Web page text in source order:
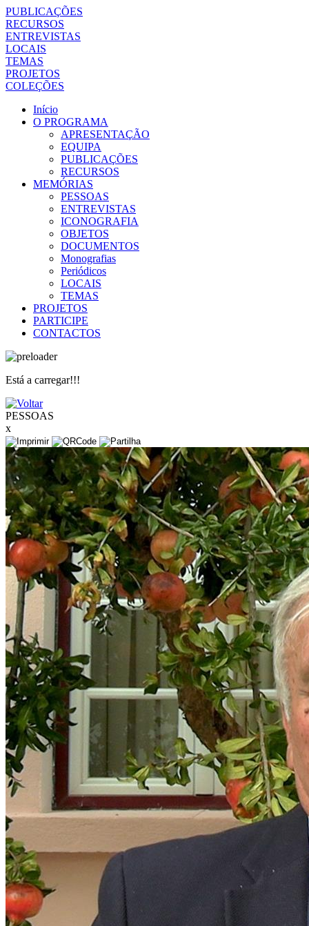
PUBLICAÇÕES
RECURSOS
ENTREVISTAS
LOCAIS
TEMAS
PROJETOS
COLEÇÕES
Início
O PROGRAMA
APRESENTAÇÃO
EQUIPA
PUBLICAÇÕES
RECURSOS
MEMÓRIAS
PESSOAS
ENTREVISTAS
ICONOGRAFIA
OBJETOS
DOCUMENTOS
Monografias
Periódicos
LOCAIS
TEMAS
PROJETOS
PARTICIPE
CONTACTOS
Está a carregar!!!
PESSOAS
x